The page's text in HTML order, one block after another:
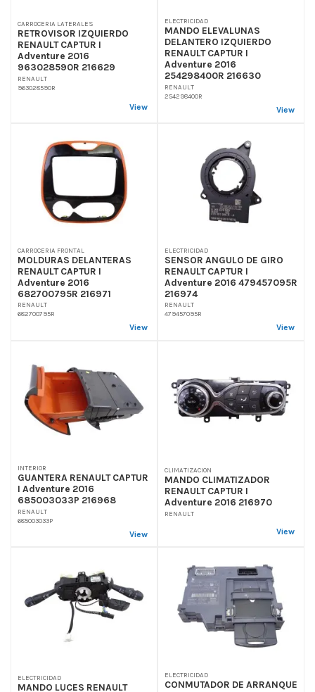
CARROCERIA LATERALES
RETROVISOR IZQUIERDO
RENAULT CAPTUR I
Adventure 2016
963028590R 216629
RENAULT
963028590R
View
ELECTRICIDAD
MANDO ELEVALUNAS
DELANTERO IZQUIERDO
RENAULT CAPTUR I
Adventure 2016
254298400R 216630
RENAULT
254298400R
View
CARROCERIA FRONTAL
MOLDURAS DELANTERAS
RENAULT CAPTUR I
Adventure 2016
682700795R 216971
RENAULT
682700795R
View
ELECTRICIDAD
SENSOR ANGULO DE GIRO
RENAULT CAPTUR I
Adventure 2016 479457095R
216974
RENAULT
479457095R
View
INTERIOR
GUANTERA RENAULT CAPTUR
I Adventure 2016
685003033P 216968
RENAULT
685003033P
View
CLIMATIZACION
MANDO CLIMATIZADOR
RENAULT CAPTUR I
Adventure 2016 216970
RENAULT
View
ELECTRICIDAD
MANDO LUCES RENAULT
ELECTRICIDAD
CONMUTADOR DE ARRANQUE